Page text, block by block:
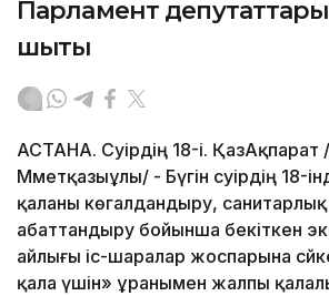
Парламент депутаттары
шықты
АСТАНА. Сәуірдің 18-і. ҚазАқпарат
Мәметқазыұлы/ - Бүгін сәуірдің 18-
қаланы көгалдандыру, санитарлық
абаттандыру бойынша бекіткен
айлығы іс-шаралар жоспарына
қала үшін» ұранымен жалпы